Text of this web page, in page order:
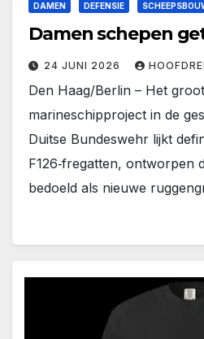
DAMEN DEFENSIE
Damen schepen
24 JUNI 2026
Den Haag/Berlin – Het
marineschipproject in de
Duitse Bundeswehr lijkt
F126‑fregatten, ontworpen
bedoeld als nieuwe